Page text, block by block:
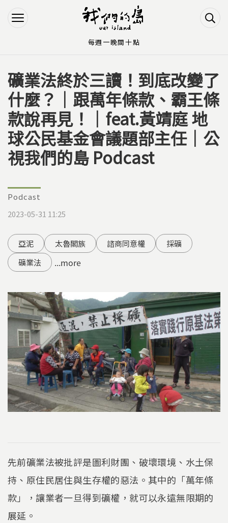
Jump to Navigation
Jump to Main content
您在這裡
礦業法終於三讀！到底改變了
什麼？｜跟萬年條款、霸王條
款說再見！｜feat.黃靖庭 地
球公民基金會議題部主任｜公
視我們的島 Podcast
Podcast
2023-05-31 11:25
亞泥 太魯閣族 諮商同意權
採礦
礦業法
...more
先前礦業法被批評是圖利財團、破壞環境、水土保
持、原住民居住與生存權的惡法。其中的「萬年條
款」，讓業者一旦得到礦權，就可以永遠無限期的
展延。
每週一晚間十點